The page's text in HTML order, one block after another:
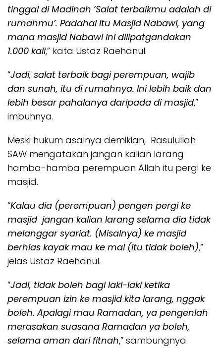
tinggal di Madinah ‘Salat terbaikmu adalah di
rumahmu’. Padahal itu Masjid Nabawi, yang
mana masjid Nabawi ini dilipatgandakan
1.000 kali,” kata Ustaz Raehanul.
“Jadi, salat terbaik bagi perempuan, wajib
dan sunah, itu di rumahnya. Ini lebih baik dan
lebih besar pahalanya daripada di masjid,”
imbuhnya.
Meski hukum asalnya demikian, Rasulullah
SAW mengatakan jangan kalian larang
hamba-hamba perempuan Allah itu pergi ke
masjid.
“Kalau dia (perempuan) pengen pergi ke
masjid jangan kalian larang selama dia tidak
melanggar syariat. (Misalnya) ke masjid
berhias kayak mau ke mal (itu tidak boleh),”
jelas Ustaz Raehanul.
“Jadi, tidak boleh bagi laki-laki ketika
perempuan izin ke masjid kita larang, nggak
boleh. Apalagi mau Ramadan, ya pengenlah
merasakan suasana Ramadan ya boleh,
selama aman dari fitnah,” sambungnya.